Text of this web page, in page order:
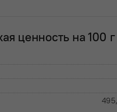
ценность на 100 г